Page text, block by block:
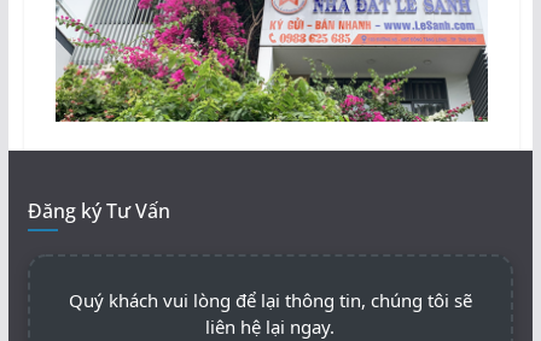
Đăng ký Tư Vấn
Quý khách vui lòng để lại thông tin, chúng tôi sẽ
liên hệ lại ngay.